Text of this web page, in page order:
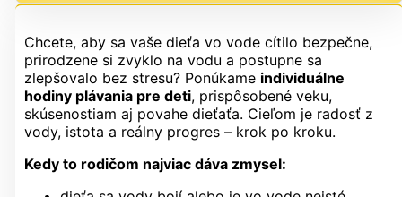
Chcete, aby sa vaše dieťa vo vode cítilo bezpečne,
prirodzene si zvyklo na vodu a postupne sa
zlepšovalo bez stresu? Ponúkame individuálne
hodiny plávania pre deti, prispôsobené veku,
skúsenostiam aj povahe dieťaťa. Cieľom je radosť z
vody, istota a reálny progres – krok po kroku.
Kedy to rodičom najviac dáva zmysel: